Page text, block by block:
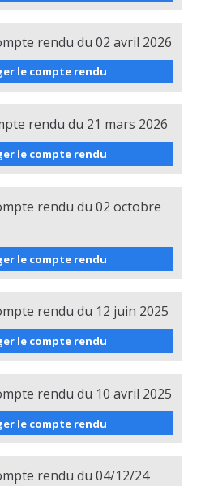
rendu du 02 avril 2026
le compte rendu
rendu du 21 mars 2026
le compte rendu
rendu du 02 octobre
le compte rendu
rendu du 12 juin 2025
le compte rendu
rendu du 10 avril 2025
le compte rendu
rendu du 04/12/24